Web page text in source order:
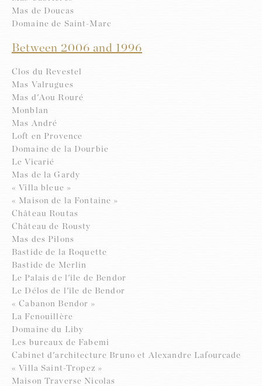
Mas de Doucas
Domaine de Saint-Marc
Between 2006 and 1996
Clos du Revestel
Mas Valrugues
Mas d'Aou Rouré
Monblan
Mas André
Loft en Provence
Domaine de la Dourbie
Le Vicarié
Mas de la Gardy
« Villa bleue »
« Maison de la Fontaine »
Château Routas
Château de Rousty
Mas des Pilons
Bastide de la Roquette
Bastide de Merlin
Le Palais de l'île de Bendor
Le Délos de l'île de Bendor
« Cabanon Bendor »
La Fenouillère
Domaine du Liby
Les bureaux de Fabemi
Cabinet d'architecture Bruno et Alexandre Lafourcade
« Villa Saint-Tropez »
Maison Traverse Nicolas